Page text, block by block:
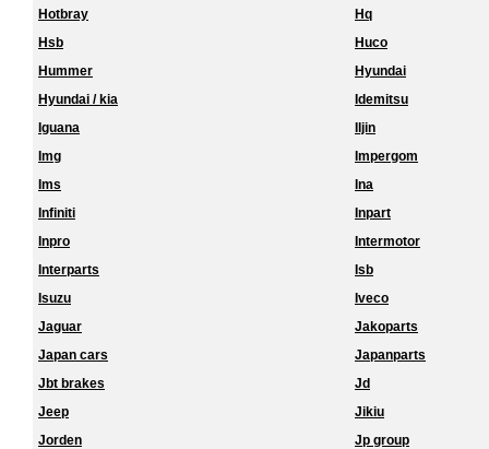
Hotbray
Hq
Hsb
Huco
Hummer
Hyundai
Hyundai / kia
Idemitsu
Iguana
Iljin
Img
Impergom
Ims
Ina
Infiniti
Inpart
Inpro
Intermotor
Interparts
Isb
Isuzu
Iveco
Jaguar
Jakoparts
Japan cars
Japanparts
Jbt brakes
Jd
Jeep
Jikiu
Jorden
Jp group